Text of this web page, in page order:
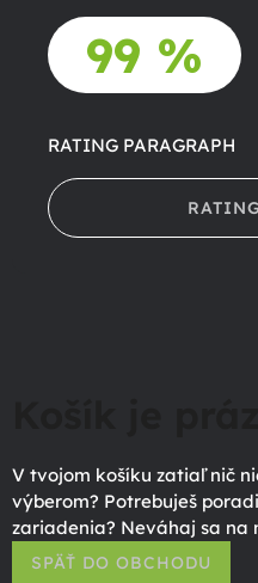
99 %
RATING PARAGRAPH
V tvojom košíku zatiaľ nič
výberom? Potrebuješ
zariadenia? Neváhaj sa na
SPÄŤ DO OBCHODU